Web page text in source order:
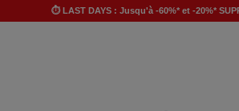
⏱️ LAST DAYS : Jusqu'à -60%* et -20%*